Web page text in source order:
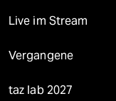
Live im Stream
Vergangene
taz lab 2027